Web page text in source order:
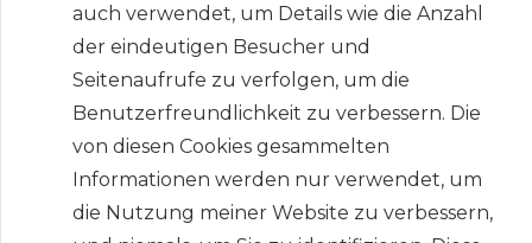
auch verwendet, um Details wie die Anzahl
der eindeutigen Besucher und
Seitenaufrufe zu verfolgen, um die
Benutzerfreundlichkeit zu verbessern. Die
von diesen Cookies gesammelten
Informationen werden nur verwendet, um
die Nutzung meiner Website zu verbessern,